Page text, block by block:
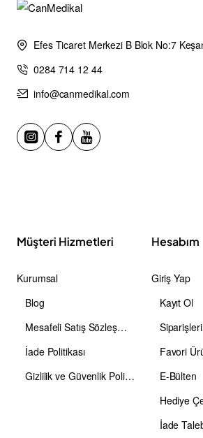
Efes Ticaret Merkezi B Blok No:7
0284 714 12 44
info@canmedikal.com
Müşteri Hizmetleri
Kurumsal
Blog
Mesafeli Satış Sözleşmesi
İade Politikası
Gizlilik ve Güvenlik Politikası
Hesabım
Giriş Yap
Kayıt Ol
Favori
E-Bülten
Hediye
İade